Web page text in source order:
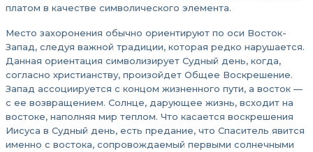
платом в качестве символического элемента.
Место захоронения обычно ориентируют по оси Восток-
Запад, следуя важной традиции, которая редко нарушается.
Данная ориентация символизирует Судный день, когда,
согласно христианству, произойдет Общее Воскрешение.
Запад ассоциируется с концом жизненного пути, а восток —
с ее возвращением. Солнце, дарующее жизнь, всходит на
востоке, наполняя мир теплом. Что касается воскрешения
Иисуса в Судный день, есть предание, что Спаситель явится
именно с востока, сопровождаемый первыми солнечными